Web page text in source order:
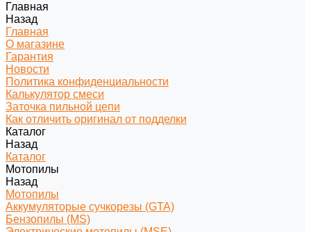
Главная
Назад
Главная
О магазине
Гарантия
Новости
Политика конфиденциальности
Калькулятор смеси
Заточка пильной цепи
Как отличить оригинал от подделки
Каталог
Назад
Каталог
Мотопилы
Назад
Мотопилы
Аккумуляторые сучкорезы (GTA)
Бензопилы (MS)